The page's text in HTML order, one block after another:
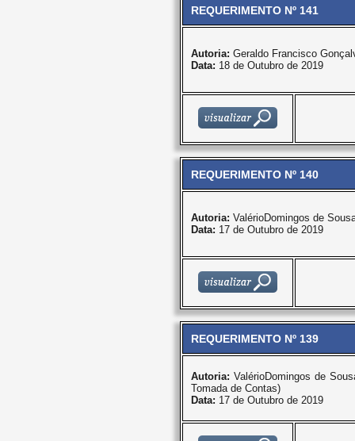
REQUERIMENTO Nº 141
Autoria: Geraldo Francisco
Data: 18 de Outubro de 2019
REQUERIMENTO Nº 140
Autoria: ValérioDomingos de
Data: 17 de Outubro de 2019
REQUERIMENTO Nº 139
Autoria: ValérioDomingos de
Tomada de Contas)
Data: 17 de Outubro de 2019